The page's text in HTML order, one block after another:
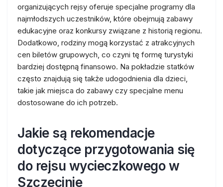
organizujących rejsy oferuje specjalne programy dla
najmłodszych uczestników, które obejmują zabawy
edukacyjne oraz konkursy związane z historią regionu.
Dodatkowo, rodziny mogą korzystać z atrakcyjnych
cen biletów grupowych, co czyni tę formę turystyki
bardziej dostępną finansowo. Na pokładzie statków
często znajdują się także udogodnienia dla dzieci,
takie jak miejsca do zabawy czy specjalne menu
dostosowane do ich potrzeb.
Jakie są rekomendacje
dotyczące przygotowania się
do rejsu wycieczkowego w
Szczecinie